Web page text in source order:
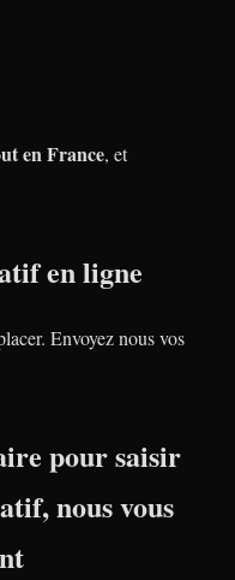
en France, et
en ligne
Envoyez nous vos
pour saisir
nous vous